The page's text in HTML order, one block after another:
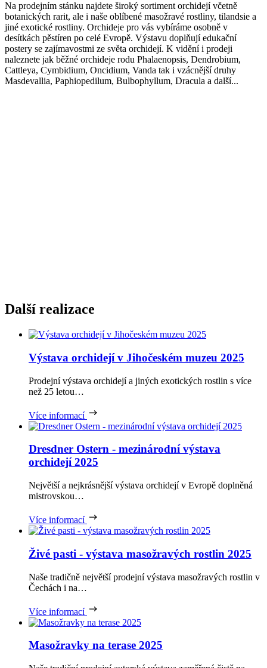
Na prodejním stánku najdete široký sortiment orchidejí včetně
botanických rarit, ale i naše oblíbené masožravé rostliny, tilandsie a
jiné exotické rostliny. Orchideje pro vás vybíráme osobně v
desítkách pěstíren po celé Evropě. Výstavu doplňují edukační
postery se zajímavostmi ze světa orchidejí. K vidění i prodeji
naleznete jak běžné orchideje rodu Phalaenopsis, Dendrobium,
Cattleya, Cymbidium, Oncidium, Vanda tak i vzácnější druhy
Masdevallia, Paphiopedilum, Bulbophyllum, Dracula a další...
Další realizace
Výstava orchidejí v Jihočeském muzeu 2025
Prodejní výstava orchidejí a jiných exotických rostlin s více
než 25 letou…
Více informací
Dresdner Ostern - mezinárodní výstava
orchidejí 2025
Největší a nejkrásnější výstava orchidejí v Evropě doplněná
mistrovskou…
Více informací
Živé pasti - výstava masožravých rostlin 2025
Naše tradičně největší prodejní výstava masožravých rostlin v
Čechách i na…
Více informací
Masožravky na terase 2025